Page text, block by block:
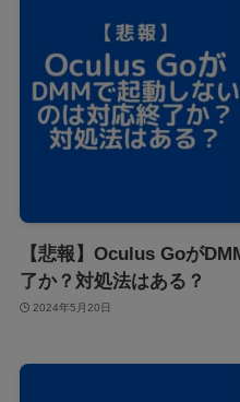
【悲報】Oculus Goが
了か？対処法はある？
2024年5月20日